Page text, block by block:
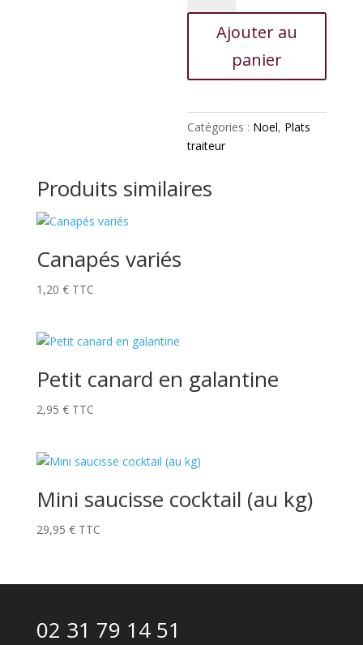
Gigue
Ajouter au
panier
Catégories : Noel, Plats
traiteur
Produits similaires
Canapés variés
1,20 € TTC
Petit canard en galantine
2,95 € TTC
Mini saucisse cocktail (au kg)
29,95 € TTC
02 31 79 14 51